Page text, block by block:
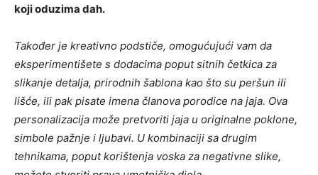
koji oduzima dah.
Također je kreativno podstiče, omogućujući vam da
eksperimentišete s dodacima poput sitnih četkica za
slikanje detalja, prirodnih šablona kao što su peršun ili
lišće, ili pak pisate imena članova porodice na jaja. Ova
personalizacija može pretvoriti jaja u originalne poklone,
simbole pažnje i ljubavi. U kombinaciji sa drugim
tehnikama, poput korištenja voska za negativne slike,